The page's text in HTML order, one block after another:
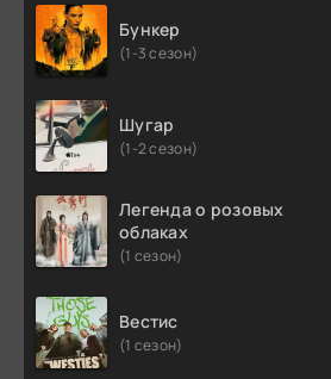
Бункер
(1-3 сезон)
Шугар
(1-2 сезон)
Легенда о розовых
облаках
(1 сезон)
Вестис
(1 сезон)